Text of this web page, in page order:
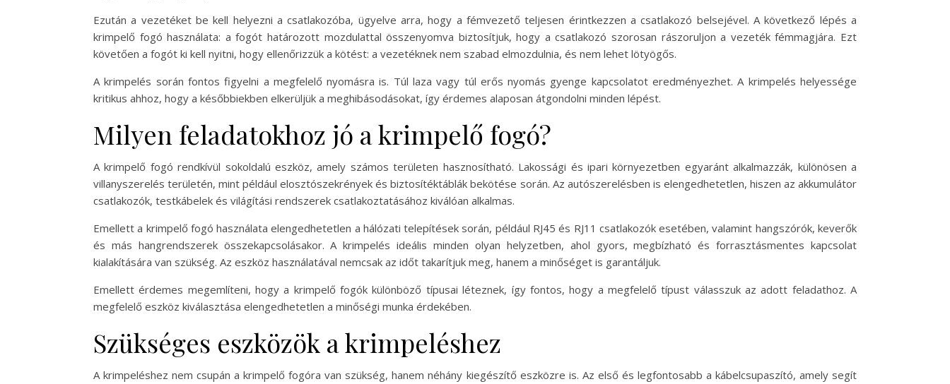
Ezután a vezetéket be kell helyezni a csatlakozóba, ügyelve arra, hogy a fémvezető teljesen érintkezzen a csatlakozó belsejével. A következő lépés a
krimpelő fogó használata: a fogót határozott mozdulattal összenyomva biztosítjuk, hogy a csatlakozó szorosan rászoruljon a vezeték fémmagjára. Ezt
követően a fogót ki kell nyitni, hogy ellenőrizzük a kötést: a vezetéknek nem szabad elmozdulnia, és nem lehet lötyögős.
A krimpelés során fontos figyelni a megfelelő nyomásra is. Túl laza vagy túl erős nyomás gyenge kapcsolatot eredményezhet. A krimpelés helyessége
kritikus ahhoz, hogy a későbbiekben elkerüljük a meghibásodásokat, így érdemes alaposan átgondolni minden lépést.
Milyen feladatokhoz jó a krimpelő fogó?
A krimpelő fogó rendkívül sokoldalú eszköz, amely számos területen hasznosítható. Lakossági és ipari környezetben egyaránt alkalmazzák, különösen a
villanyszerelés területén, mint például elosztószekrények és biztosítéktáblák bekötése során. Az autószerelésben is elengedhetetlen, hiszen az akkumulátor
csatlakozók, testkábelek és világítási rendszerek csatlakoztatásához kiválóan alkalmas.
Emellett a krimpelő fogó használata elengedhetetlen a hálózati telepítések során, például RJ45 és RJ11 csatlakozók esetében, valamint hangszórók, keverők
és más hangrendszerek összekapcsolásakor. A krimpelés ideális minden olyan helyzetben, ahol gyors, megbízható és forrasztásmentes kapcsolat
kialakítására van szükség. Az eszköz használatával nemcsak az időt takarítjuk meg, hanem a minőséget is garantáljuk.
Emellett érdemes megemlíteni, hogy a krimpelő fogók különböző típusai léteznek, így fontos, hogy a megfelelő típust válasszuk az adott feladathoz. A
megfelelő eszköz kiválasztása elengedhetetlen a minőségi munka érdekében.
Szükséges eszközök a krimpeléshez
A krimpeléshez nem csupán a krimpelő fogóra van szükség, hanem néhány kiegészítő eszközre is. Az első és legfontosabb a kábelcsupaszító, amely segít